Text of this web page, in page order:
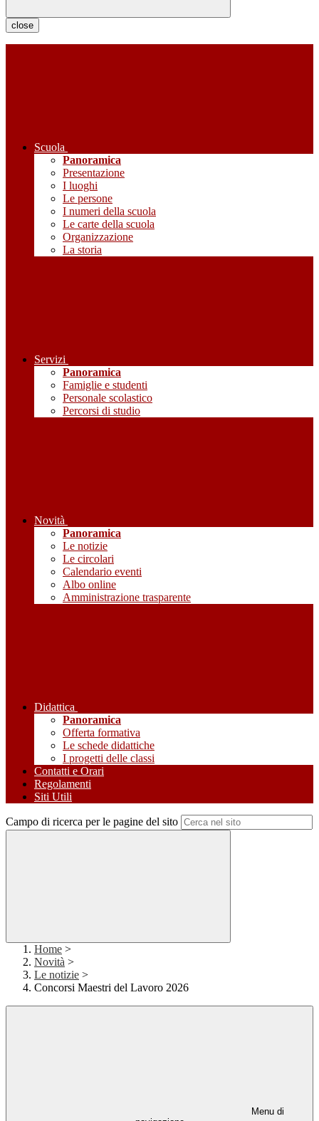
close
Scuola
Panoramica
Presentazione
I luoghi
Le persone
I numeri della scuola
Le carte della scuola
Organizzazione
La storia
Servizi
Panoramica
Famiglie e studenti
Personale scolastico
Percorsi di studio
Novità
Panoramica
Le notizie
Le circolari
Calendario eventi
Albo online
Amministrazione trasparente
Didattica
Panoramica
Offerta formativa
Le schede didattiche
I progetti delle classi
Contatti e Orari
Regolamenti
Siti Utili
Campo di ricerca per le pagine del sito
Home >
Novità >
Le notizie >
Concorsi Maestri del Lavoro 2026
Menu di